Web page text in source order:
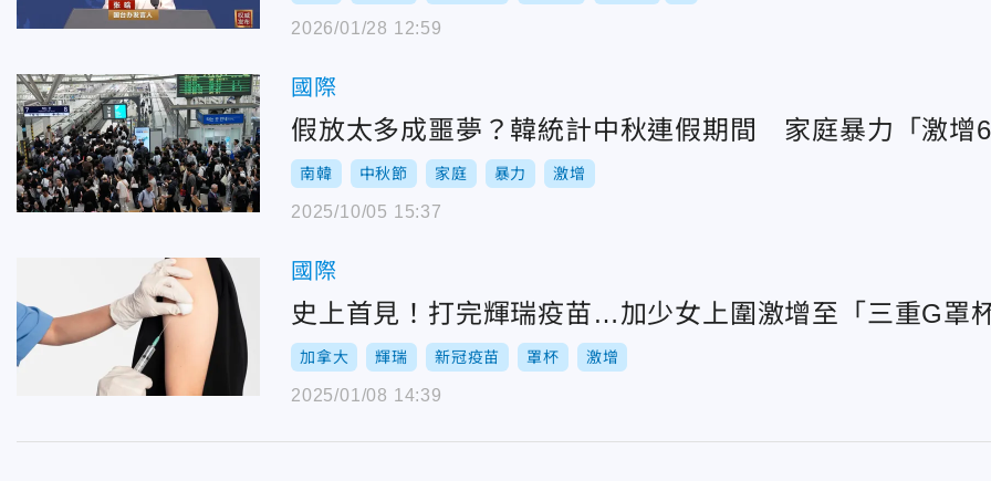
2026/01/28 12:59
國際
假放太多成噩夢？韓統計中秋連假期間 家庭暴力「激增
南韓 中秋節 家庭 暴力 激增
2025/10/05 15:37
國際
史上首見！打完輝瑞疫苗…加少女上圍激增至「三重G罩
加拿大 輝瑞 新冠疫苗 罩杯 激增
2025/01/08 14:39